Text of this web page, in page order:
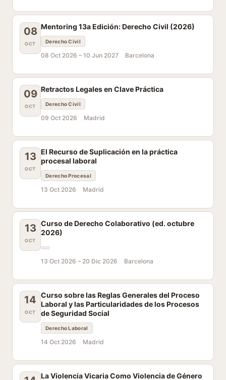
08
OCT
Mentoring 13a Edición: Derecho Civil (2026)
Derecho Civil
08 Oct 2026 – 10 Jun 2027 Barcelona
09
OCT
Retractos Legales en Clave Práctica
Derecho Civil
09 Oct 2026 Madrid
13
OCT
El Recurso de Suplicación en la práctica
procesal laboral
Derecho Procesal
13 Oct 2026 Madrid
13
OCT
Curso de Derecho Colaborativo (ed. octubre
2026)
13 Oct 2026 – 20 Dic 2026 Barcelona
14
OCT
Curso sobre las Reglas Generales del Proceso
Laboral y las Particularidades de los Procesos
de Seguridad Social
Derecho Laboral
14 Oct 2026 Madrid
La Violencia Vicaria Como Violencia de Género